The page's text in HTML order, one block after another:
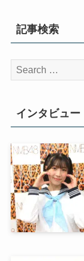
記事検索
検
索:
インタビュー